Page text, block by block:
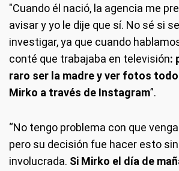
"Cuando él nació, la agencia me
avisar y yo le dije que sí. No sé si
investigar, ya que cuando
conté que trabajaba en televisión:
raro ser la madre y ver fotos
Mirko a través de Instagram”.
“No tengo problema con que
pero su decisión fue hacer esto
involucrada. Si Mirko el día de